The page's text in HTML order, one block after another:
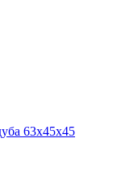
63х45х45